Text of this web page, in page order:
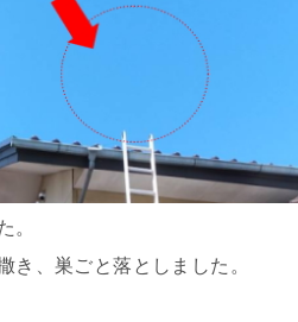
。
き、巣ごと落としました。